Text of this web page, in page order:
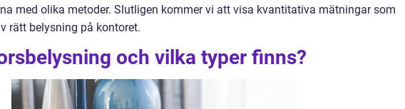
med olika metoder. Slutligen kommer vi att visa kvantitativa mätningar som
rätt belysning på kontoret.
och vilka typer finns?